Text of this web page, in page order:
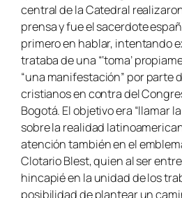
central de la Catedral
prensa y fue el sacerdote
primero en hablar, intentando
trataba de una “‘toma’
“una manifestación” por parte
cristianos en contra del
Bogotá. El objetivo era “llamar
sobre la realidad
atención también en el
Clotario Blest, quien al ser
hincapié en la unidad de los
posibilidad de plantear un